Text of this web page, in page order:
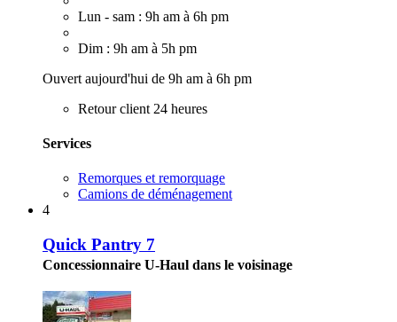
Lun - sam : 9h am à 6h pm
Dim : 9h am à 5h pm
Ouvert aujourd'hui de 9h am à 6h pm
Retour client 24 heures
Services
Remorques et remorquage
Camions de déménagement
4
Quick Pantry 7
Concessionnaire U-Haul dans le voisinage